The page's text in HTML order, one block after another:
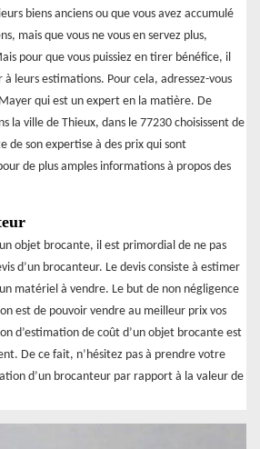
biens anciens ou que vous avez accumulé
mais que vous ne vous en servez plus,
pour que vous puissiez en tirer bénéfice, il
leurs estimations. Pour cela, adressez-vous
qui est un expert en la matière. De
la ville de Thieux, dans le 77230 choisissent de
de son expertise à des prix qui sont
de plus amples informations à propos des
objet brocante, il est primordial de ne pas
d’un brocanteur. Le devis consiste à estimer
matériel à vendre. Le but de non négligence
est de pouvoir vendre au meilleur prix vos
d’estimation de coût d’un objet brocante est
De ce fait, n’hésitez pas à prendre votre
d’un brocanteur par rapport à la valeur de